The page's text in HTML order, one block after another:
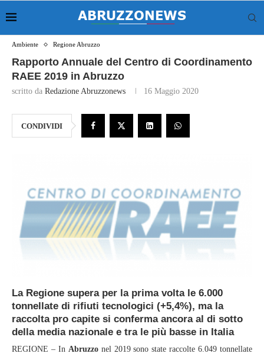
Ambiente Regione Abruzzo
Rapporto Annuale del Centro di Coordinamento
RAEE 2019 in Abruzzo
scritto da Redazione Abruzzonews 16 Maggio 2020
CONDIVIDI
La Regione supera per la prima volta le 6.000
tonnellate di rifiuti tecnologici (+5,4%), ma la
raccolta pro capite si conferma ancora al di sotto
della media nazionale e tra le più basse in Italia
REGIONE – In Abruzzonel 2019 sono state raccolte 6.049 tonnellate